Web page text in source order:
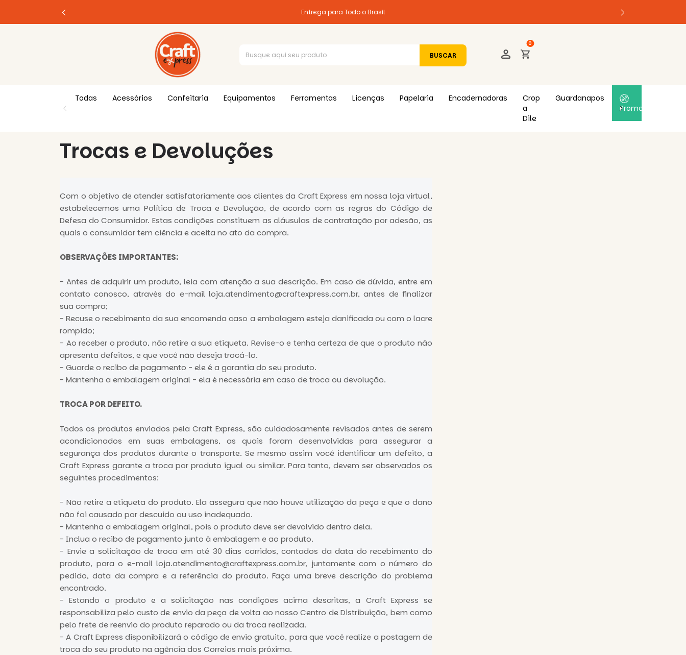
Entrega para Todo o Brasil
0
Todas Acessórios Confeitaria Equipamentos Ferramentas Licenças Papelaria Encadernadoras
Crop
a
Dile
Guardanapos
Promoções
Trocas e Devoluções
Com o objetivo de atender satisfatoriamente aos clientes da Craft Express em nossa loja virtual,
estabelecemos uma Política de Troca e Devolução, de acordo com as regras do Código de
Defesa do Consumidor. Estas condições constituem as cláusulas de contratação por adesão, as
quais o consumidor tem ciência e aceita no ato da compra.
OBSERVAÇÕES IMPORTANTES:
- Antes de adquirir um produto, leia com atenção a sua descrição. Em caso de dúvida, entre em
contato conosco, através do e-mail loja.atendimento@craftexpress.com.br, antes de finalizar
sua compra;
- Recuse o recebimento da sua encomenda caso a embalagem esteja danificada ou com o lacre
rompido;
- Ao receber o produto, não retire a sua etiqueta. Revise-o e tenha certeza de que o produto não
apresenta defeitos, e que você não deseja trocá-lo.
- Guarde o recibo de pagamento - ele é a garantia do seu produto.
- Mantenha a embalagem original - ela é necessária em caso de troca ou devolução.
TROCA POR DEFEITO.
Todos os produtos enviados pela Craft Express, são cuidadosamente revisados antes de serem
acondicionados em suas embalagens, as quais foram desenvolvidas para assegurar a
segurança dos produtos durante o transporte. Se mesmo assim você identificar um defeito, a
Craft Express garante a troca por produto igual ou similar. Para tanto, devem ser observados os
seguintes procedimentos:
- Não retire a etiqueta do produto. Ela assegura que não houve utilização da peça e que o dano
não foi causado por descuido ou uso inadequado.
- Mantenha a embalagem original, pois o produto deve ser devolvido dentro dela.
- Inclua o recibo de pagamento junto à embalagem e ao produto.
- Envie a solicitação de troca em até 30 dias corridos, contados da data do recebimento do
produto, para o e-mailloja.atendimento@craftexpress.com.br, juntamente com o número do
pedido, data da compra e a referência do produto. Faça uma breve descrição do problema
encontrado.
- Estando o produto e a solicitação nas condições acima descritas, a Craft Express se
responsabiliza pelo custo de envio da peça de volta ao nosso Centro de Distribuição, bem como
pelo frete de reenvio do produto reparado ou da troca realizada.
- A Craft Express disponibilizará o código de envio gratuito, para que você realize a postagem de
troca do seu produto na agência dos Correios mais próxima.